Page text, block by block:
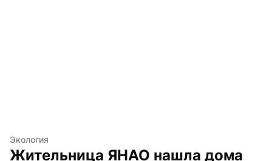
Экология
Жительница ЯНАО нашла дома